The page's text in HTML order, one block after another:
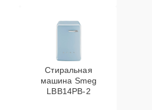
Стиральная
машина Smeg
LBB14PB-2